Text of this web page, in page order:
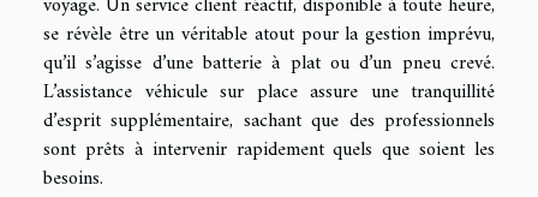
se révèle être un véritable atout pour la gestion imprévu,
qu’il s’agisse d’une batterie à plat ou d’un pneu crevé.
L’assistance véhicule sur place assure une tranquillité
d’esprit supplémentaire, sachant que des professionnels
sont prêts à intervenir rapidement quels que soient les
besoins.